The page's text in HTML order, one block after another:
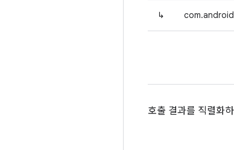
↳
호출 결과를 직렬화